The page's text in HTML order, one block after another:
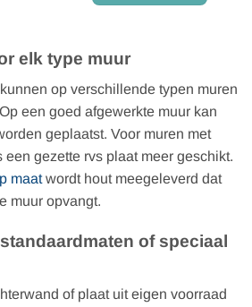
elk type muur
op verschillende typen muren
een goed afgewerkte muur kan
geplaatst. Voor muren met
een gezette rvs plaat meer geschikt.
maatwordt hout meegeleverd dat
muur opvangt.
of speciaal
of plaat uit eigen voorraad